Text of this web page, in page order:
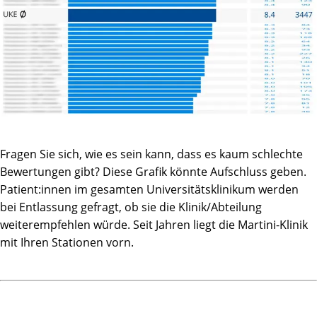
Fragen Sie sich, wie es sein kann, dass es kaum schlechte
Bewertungen gibt? Diese Grafik könnte Aufschluss geben.
Patient:innen im gesamten Universitätsklinikum werden
bei Entlassung gefragt, ob sie die Klinik/Abteilung
weiterempfehlen würde. Seit Jahren liegt die Martini-Klinik
mit Ihren Stationen vorn.